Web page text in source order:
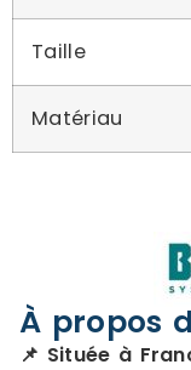
Taille
Matériau
À propos
📌 Située à